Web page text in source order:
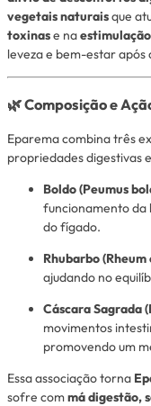
vegetais naturaisque
toxinase na
leveza e bem-estar após
🌿Composição e
Eparema combina três
propriedades digestivas
Boldo (Peumus
funcionamento da
do fígado.
Rhubarbo
ajudando no
Cáscara Sagrada
movimentos
promovendo um
Essa associação torna
sofre commá digestão,